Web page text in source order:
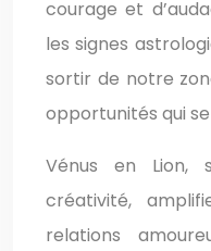
courage et
les signes
sortir de notre
opportunités qui
Vénus en Lion,
créativité,
relations